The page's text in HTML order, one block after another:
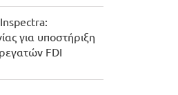
για υποστήριξη
FDI